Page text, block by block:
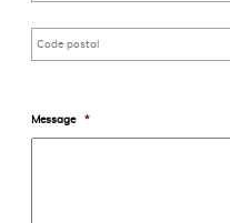
Message *